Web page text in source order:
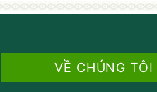
VỀ CHÚNG TÔI